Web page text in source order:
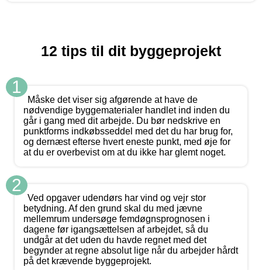
12 tips til dit byggeprojekt
1
Måske det viser sig afgørende at have de
nødvendige byggematerialer handlet ind inden du
går i gang med dit arbejde. Du bør nedskrive en
punktforms indkøbsseddel med det du har brug for,
og dernæst efterse hvert eneste punkt, med øje for
at du er overbevist om at du ikke har glemt noget.
2
Ved opgaver udendørs har vind og vejr stor
betydning. Af den grund skal du med jævne
mellemrum undersøge femdøgnsprognosen i
dagene før igangsættelsen af arbejdet, så du
undgår at det uden du havde regnet med det
begynder at regne absolut lige når du arbejder hårdt
på det krævende byggeprojekt.